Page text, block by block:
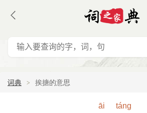
词典 挨搪的意思
āi táng